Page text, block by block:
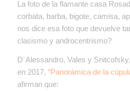
La foto de la flamante casa
corbata, barba, bigote, camisa,
nos dice esa foto que devuelve
clasismo y androcentrismo?
D´Alessandro, Vales y
en 2017, “Panorámica de la
afirman que: